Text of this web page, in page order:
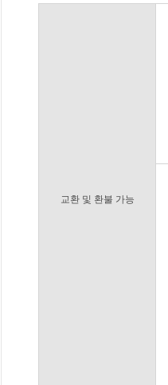
교환 및 환불 가능